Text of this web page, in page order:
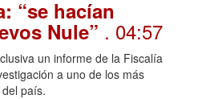
“se hacían
Nule” . 04:57
un informe de la Fiscalía
a uno de los más
del país.